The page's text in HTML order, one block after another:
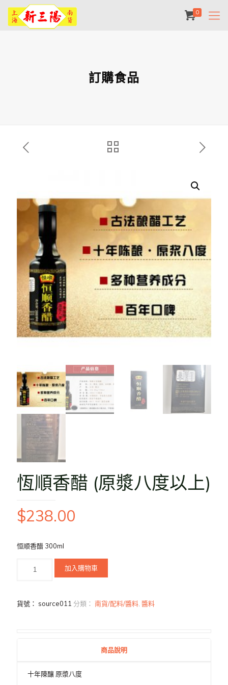
0
訂購食品
恆順香醋 (原漿八度以上)
$238.00
恒顺香醋 300ml
加入購物車
貨號： source011 分類： 南貨/配料/醬料 醬料
商品說明
十年陳釀 原漿八度